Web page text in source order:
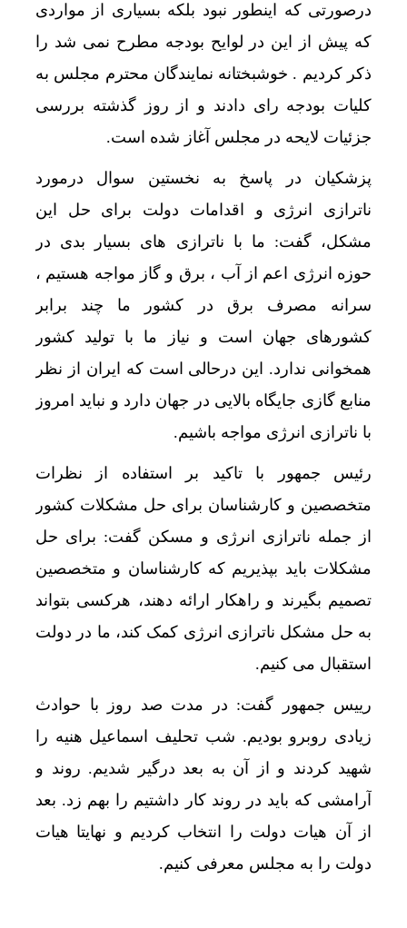
درصورتی که اینطور نبود بلکه بسیاری از مواردی
که پیش از این در لوایح بودجه مطرح نمی شد را
ذکر کردیم . خوشبختانه نمایندگان محترم مجلس به
کلیات بودجه رای دادند و از روز گذشته بررسی
جزئیات لایحه در مجلس آغاز شده است.
پزشکیان در پاسخ به نخستین سوال درمورد
ناترازی انرژی و اقدامات دولت برای حل این
مشکل، گفت: ما با ناترازی های بسیار بدی در
حوزه انرژی اعم از آب ، برق و گاز مواجه هستیم ،
سرانه مصرف برق در کشور ما چند برابر
کشورهای جهان است و نیاز ما با تولید کشور
همخوانی ندارد. این درحالی است که ایران از نظر
منابع گازی جایگاه بالایی در جهان دارد و نباید امروز
با ناترازی انرژی مواجه باشیم.
رئیس جمهور با تاکید بر استفاده از نظرات
متخصصین و کارشناسان برای حل مشکلات کشور
از جمله ناترازی انرژی و مسکن گفت: برای حل
مشکلات باید بپذیریم که کارشناسان و متخصصین
تصمیم بگیرند و راهکار ارائه دهند، هرکسی بتواند
به حل مشکل ناترازی انرژی کمک کند، ما در دولت
استقبال می کنیم.
رییس جمهور گفت: در مدت صد روز با حوادث
زیادی روبرو بودیم. شب تحلیف اسماعیل هنیه را
شهید کردند و از آن به بعد درگیر شدیم. روند و
آرامشی که باید در روند کار داشتیم را بهم زد. بعد
از آن هیات دولت را انتخاب کردیم و نهایتا هیات
دولت را به مجلس معرفی کنیم.